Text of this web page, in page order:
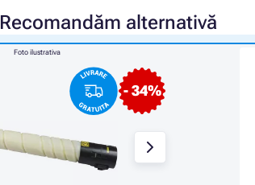
Recomandăm alternativă
Foto ilustrativa
- 34%